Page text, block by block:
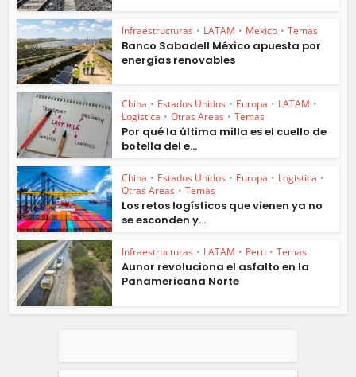
Infraestructuras • LATAM • Mexico • Temas
Banco Sabadell México apuesta por
energías renovables
China • Estados Unidos • Europa • LATAM •
Logistica • Otras Areas • Temas
Por qué la última milla es el cuello de
botella del e...
China • Estados Unidos • Europa • Logistica •
Otras Areas • Temas
Los retos logísticos que vienen ya no
se esconden y...
Infraestructuras • LATAM • Peru • Temas
Aunor revoluciona el asfalto en la
Panamericana Norte